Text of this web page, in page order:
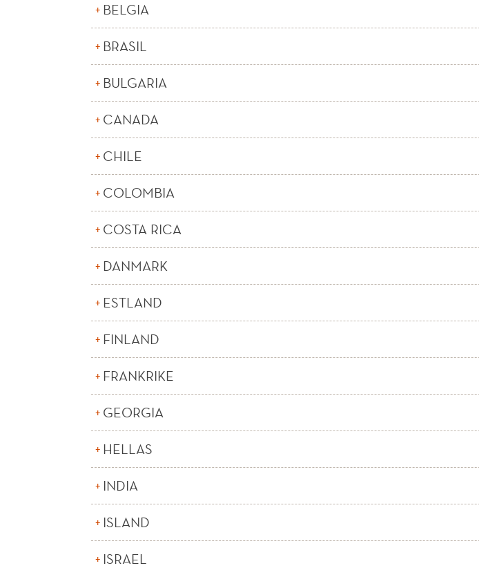
BELGIA
BRASIL
BULGARIA
CANADA
CHILE
COLOMBIA
COSTA RICA
DANMARK
ESTLAND
FINLAND
FRANKRIKE
GEORGIA
HELLAS
INDIA
ISLAND
ISRAEL